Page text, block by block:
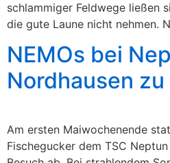
schlammiger Feldwege ließen
die gute Laune nicht nehmen.
NEMOs bei
Nordhausen zu
Am ersten Maiwochenende
Fischegucker dem TSC